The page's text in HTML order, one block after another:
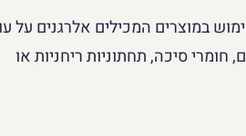
במוצרים המכילים אלרגנים על
סיכה, תחתוניות ריחניות או